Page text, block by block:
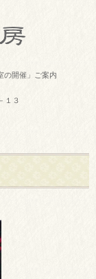
の開催」ご案内
１３